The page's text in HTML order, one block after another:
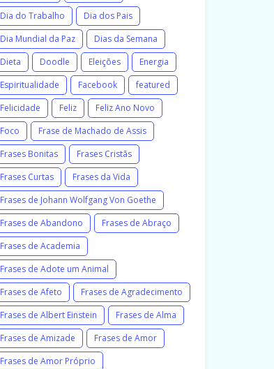
Dia do Trabalho
Dia dos Pais
Dia Mundial da Paz
Dias da Semana
Dieta
Doodle Eleições
Energia
Espiritualidade
Facebook
featured
Felicidade
Feliz
Feliz Ano Novo
Foco
Frase de Machado de Assis
Frases Bonitas
Frases Cristãs
Frases Curtas
Frases da Vida
Frases de Johann Wolfgang Von Goethe
Frases de Abandono
Frases de Abraço
Frases de Academia
Frases de Adote um Animal
Frases de Afeto
Frases de Agradecimento
Frases de Albert Einstein
Frases de Alma
Frases de Amizade
Frases de Amor
Frases de Amor Próprio